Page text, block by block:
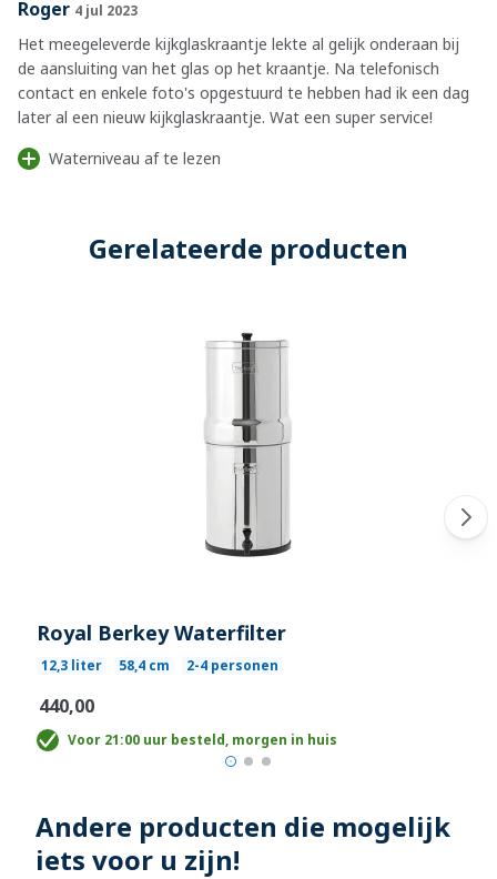
Roger 4 jul 2023
Het meegeleverde kijkglaskraantje lekte al gelijk onderaan bij
de aansluiting van het glas op het kraantje. Na telefonisch
contact en enkele foto's opgestuurd te hebben had ik een dag
later al een nieuw kijkglaskraantje. Wat een super service!
Waterniveau af te lezen
Gerelateerde producten
Royal Berkey Waterfilter
12,3 liter 58,4 cm 2-4 personen
€440,00
Voor 21:00 uur besteld, morgen in huis
Andere producten die mogelijk
iets voor u zijn!